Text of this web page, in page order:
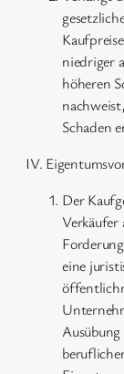
niedriger
höheren
Schaden
IV.
Der
Verkäufer
eine